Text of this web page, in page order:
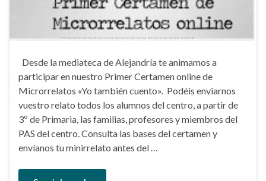
Desde la mediateca de Alejandría te animamos a
participar en nuestro Primer Certamen online de
Microrrelatos «Yo también cuento». Podéis enviarnos
vuestro relato todos los alumnos del centro, a partir de
3º de Primaria, las familias, profesores y miembros del
PAS del centro. Consulta las bases del certamen y
envíanos tu minirrelato antes del …